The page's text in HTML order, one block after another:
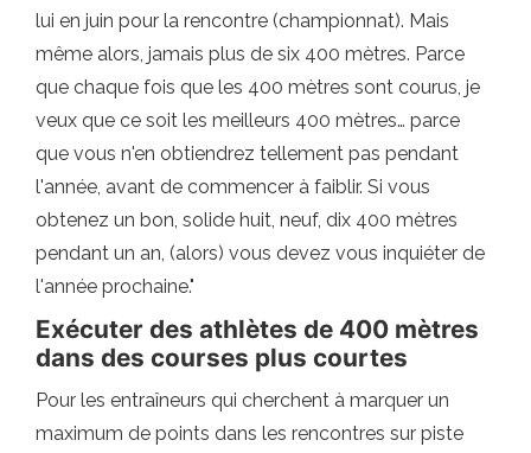
lui en juin pour la rencontre (championnat). Mais
même alors, jamais plus de six 400 mètres. Parce
que chaque fois que les 400 mètres sont courus, je
veux que ce soit les meilleurs 400 mètres… parce
que vous n'en obtiendrez tellement pas pendant
l'année, avant de commencer à faiblir. Si vous
obtenez un bon, solide huit, neuf, dix 400 mètres
pendant un an, (alors) vous devez vous inquiéter de
l'année prochaine."
Exécuter des athlètes de 400 mètres
dans des courses plus courtes
Pour les entraîneurs qui cherchent à marquer un
maximum de points dans les rencontres sur piste